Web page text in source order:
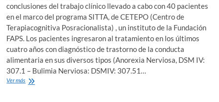
conclusiones del trabajo clínico llevado a cabo con 40 pacientes
en el marco del programa SITTA, de CETEPO (Centro de
Terapiacognitiva Posracionalista) , un instituto de la Fundación
FAPS. Los pacientes ingresaron al tratamiento en los últimos
cuatro años con diagnóstico de trastorno de la conducta
alimentaria en sus diversos tipos (Anorexia Nerviosa, DSM IV:
307.1 – Bulimia Nerviosa: DSMIV: 307.51…
Ver másEl